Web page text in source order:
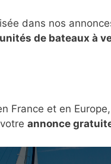
dans nos
de bateaux à
France et en
annonce